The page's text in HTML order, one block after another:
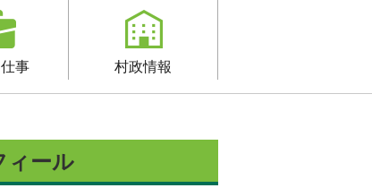
事
法令・規
村政情報
組織案内
村長の部屋
ィール